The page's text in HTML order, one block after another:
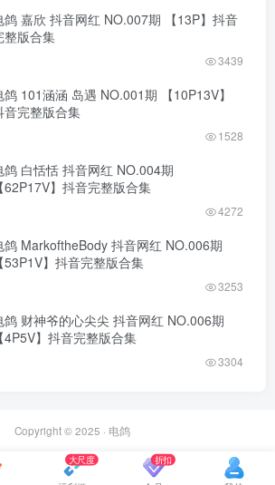
鸽 嘉欣 抖音网红 NO.007期 【13P】抖音
整版合集
3439
鸽 101涵涵 岛遇 NO.001期 【10P13V】
音完整版合集
1528
鸽 白恬恬 抖音网红 NO.004期
【62P17V】抖音完整版合集
4272
鸽 MarkoftheBody 抖音网红 NO.006期
【53P1V】抖音完整版合集
3253
鸽 财神爷的心尖尖 抖音网红 NO.006期
【4P5V】抖音完整版合集
3304
Copyright © 2025 · 电鸽
大尺度 折扣